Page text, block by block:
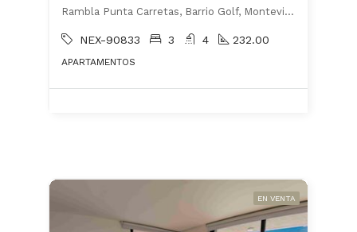
Rambla Punta Carretas, Barrio Golf, Montevideo
NEX-90833 3 4 232.00
APARTAMENTOS
EN VENTA